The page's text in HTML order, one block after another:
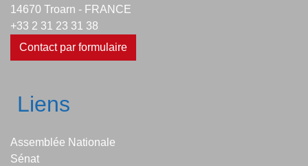
14670 Troarn - FRANCE
+33 2 31 23 31 38
Contact par formulaire
Liens
Assemblée Nationale
Sénat